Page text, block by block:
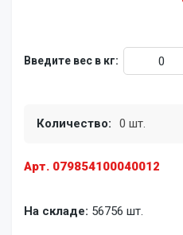
Арт. 079854100040012
На складе: 56756 шт.
Введите вес в кг:
Количество: 0 шт.